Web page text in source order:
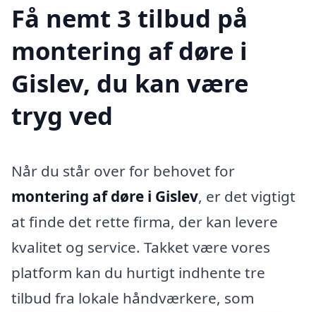
Få nemt 3 tilbud på
montering af døre i
Gislev, du kan være
tryg ved
Når du står over for behovet for
montering af døre i Gislev, er det vigtigt
at finde det rette firma, der kan levere
kvalitet og service. Takket være vores
platform kan du hurtigt indhente tre
tilbud fra lokale håndværkere, som